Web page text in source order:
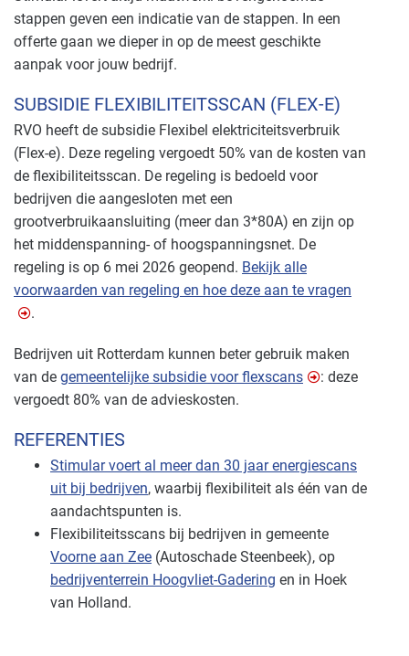
stappen geven een indicatie van de stappen. In een
offerte gaan we dieper in op de meest geschikte
aanpak voor jouw bedrijf.
SUBSIDIE FLEXIBILITEITSSCAN (FLEX-E)
RVO heeft de subsidie Flexibel elektriciteitsverbruik
(Flex-e). Deze regeling vergoedt 50% van de kosten van
de flexibiliteitsscan. De regeling is bedoeld voor
bedrijven die aangesloten met een
grootverbruikaansluiting (meer dan 3*80A) en zijn op
het middenspanning- of hoogspanningsnet. De
regeling is op 6 mei 2026 geopend. Bekijk alle
voorwaarden van regeling en hoe deze aan te vragen
.
Bedrijven uit Rotterdam kunnen beter gebruik maken
van de gemeentelijke subsidie voor flexscans
: deze
vergoedt 80% van de advieskosten.
REFERENTIES
Stimular voert al meer dan 30 jaar energiescans
uit bij bedrijven, waarbij flexibiliteit als één van de
aandachtspunten is.
Flexibiliteitsscans bij bedrijven in gemeente
Voorne aan Zee (Autoschade Steenbeek), op
bedrijventerrein Hoogvliet-Gadering en in Hoek
van Holland.